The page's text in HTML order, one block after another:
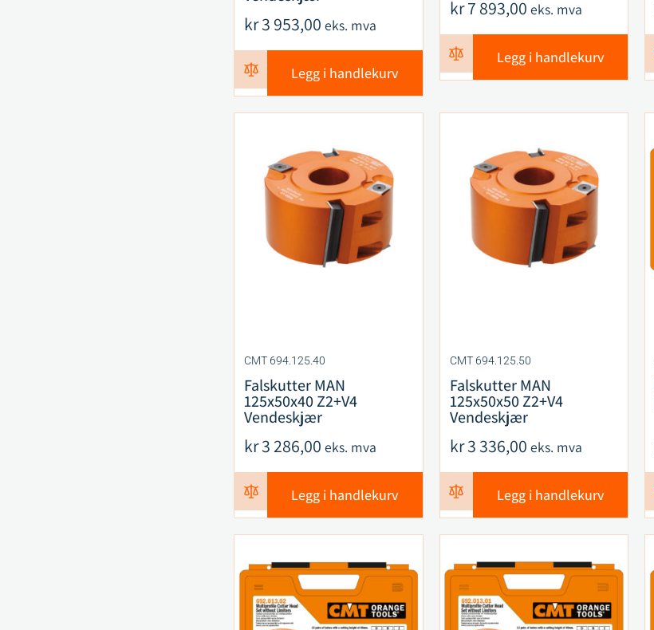
kr3 953,00 eks. mva
Legg i handlekurv
kr7 893,00 eks. mva
Legg i handlekurv
CMT 694.125.40
Falskutter MAN
125x50x40 Z2+V4
Vendeskjær
kr3 286,00 eks. mva
Legg i handlekurv
CMT 694.125.50
Falskutter MAN
125x50x50 Z2+V4
Vendeskjær
kr3 336,00 eks. mva
Legg i handlekurv